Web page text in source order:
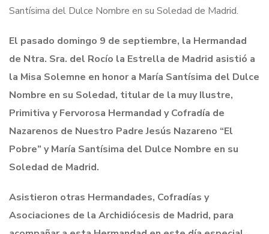
Santísima del Dulce Nombre en su Soledad de Madrid.
El pasado domingo 9 de septiembre, la Hermandad
de Ntra. Sra. del Rocío la Estrella de Madrid asistió a
la Misa Solemne en honor a María Santísima del Dulce
Nombre en su Soledad, titular de la muy Ilustre,
Primitiva y Fervorosa Hermandad y Cofradía de
Nazarenos de Nuestro Padre Jesús Nazareno “El
Pobre” y María Santísima del Dulce Nombre en su
Soledad de Madrid.
Asistieron otras Hermandades, Cofradías y
Asociaciones de la Archidiócesis de Madrid, para